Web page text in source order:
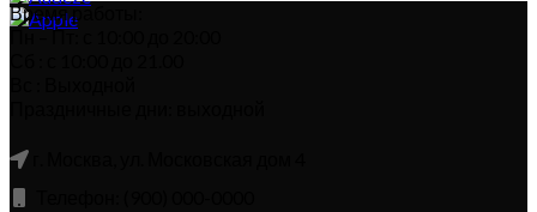
Время работы:
Пн – Пт: с 10:00 до 20:00